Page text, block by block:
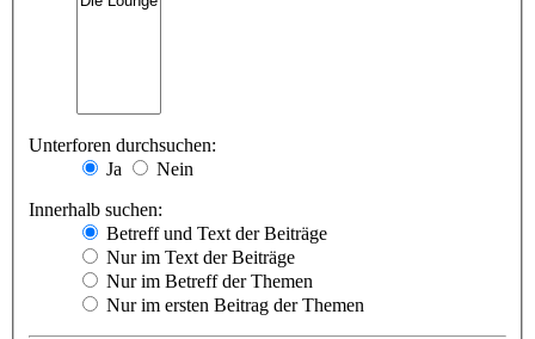
Unterforen durchsuchen:
Ja
Nein
Innerhalb suchen:
Betreff und Text der Beiträge
Nur im Text der Beiträge
Nur im Betreff der Themen
Nur im ersten Beitrag der Themen